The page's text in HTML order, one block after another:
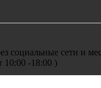
социальные сети и
10:00 -18:00 )